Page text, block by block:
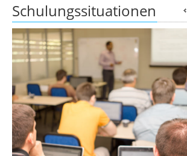
Schulungssituationen